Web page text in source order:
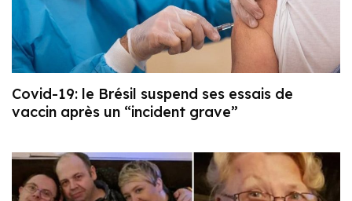
Covid-19: le Brésil suspend ses essais de
vaccin après un “incident grave”